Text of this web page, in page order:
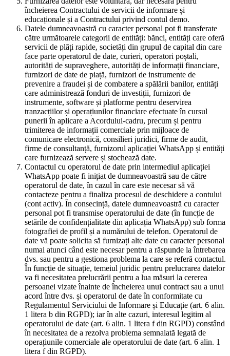
încheierea Contractului de servicii de informare și
educaționale și a Contractului privind contul demo.
Datele dumneavoastră cu caracter personal pot fi transferate
către următoarele categorii de entități: bănci, entități care oferă
servicii de plăți rapide, societăți din grupul de capital din care
face parte operatorul de date, curieri, operatori poștali,
autorități de supraveghere, autorități de informații financiare,
furnizori de date de piață, furnizori de instrumente de
prevenire a fraudei și de combatere a spălării banilor, entități
care administrează fonduri de investiții, furnizori de
instrumente, software și platforme pentru deservirea
tranzacțiilor și operațiunilor financiare efectuate în cursul
punerii în aplicare a Acordului-cadru, precum și pentru
trimiterea de informații comerciale prin mijloace de
comunicare electronică, consilieri juridici, firme de audit,
firme de consultanță, furnizorul aplicației WhatsApp și entități
care furnizează servere și stochează date.
Contactul cu operatorul de date prin intermediul aplicației
WhatsApp poate fi inițiat de dumneavoastră sau de către
operatorul de date, în cazul în care este necesar să vă
contacteze pentru a finaliza procesul de deschidere a contului
(cont activ). În consecință, datele dumneavoastră cu caracter
personal pot fi transmise operatorului de date (în funcție de
setările de confidențialitate din aplicația WhatsApp) sub forma
fotografiei de profil și a numărului de telefon. Operatorul de
date vă poate solicita să furnizați alte date cu caracter personal
numai atunci când este necesar pentru a răspunde la întrebarea
dvs. sau pentru a gestiona problema la care se referă contactul.
În funcție de situație, temeiul juridic pentru prelucrarea datelor
va fi necesitatea prelucrării pentru a lua măsuri la cererea
persoanei vizate înainte de încheierea unui contract sau a unui
acord între dvs. și operatorul de date în conformitate cu
Regulamentul Serviciului de Informare și Educație (art. 6 alin.
1 litera b din RGPD); iar în alte cazuri, interesul legitim al
operatorului de date (art. 6 alin. 1 litera f din RGPD) constând
în necesitatea de a rezolva problema semnalată legată de
operațiunile comerciale ale operatorului de date (art. 6 alin. 1
litera f din RGPD).